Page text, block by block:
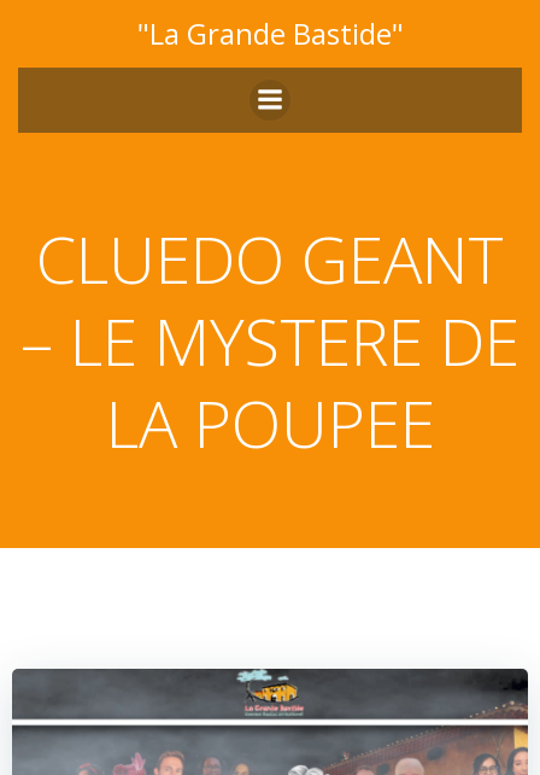
au
contenu
"La Grande Bastide"
CLUEDO GEANT
– LE MYSTERE DE
LA POUPEE